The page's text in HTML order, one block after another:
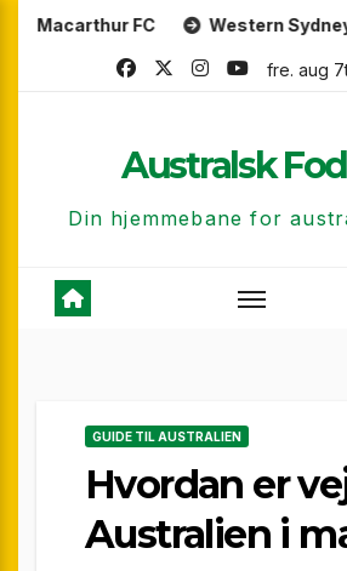
SkipFC Western Sydney
fre. aug
Australsk
Din hjemmebane for
GUIDE TIL AUSTRALIEN
Hvordan er
Australien i